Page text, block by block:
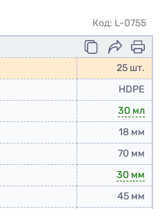
Код: L-0755
25 шт.
HDPE
30 мл
18 мм
70 мм
30 мм
45 мм